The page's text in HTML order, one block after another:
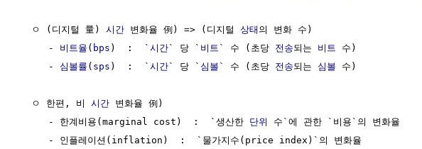
  ㅇ (디지털 量)
시간 변화율 例) => (디지털 상태 의 변화 수)
     -
비트율 ( bps )  :  ` 시간` 당 ` 비트 ` 수 (초당 전송되는 비트
수)
     -
심볼률 ( sps )  :  ` 시간` 당 ` 심볼 ` 수 (초당 전송되는 심볼 수)
  ㅇ 한편, 비
시간 변화율 例)
     - 한계비용(marginal cost)  :  `생산한
단위
수`에 관한 `비용`의 변화율
     - 인플레이션(inflation)  :  `물가지수(price index)`의 변화율